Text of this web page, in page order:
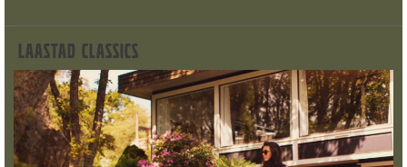
LAASTAD CLASSICS